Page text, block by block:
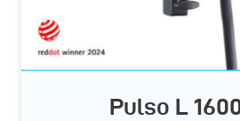
Pulso L